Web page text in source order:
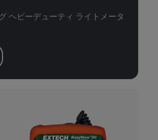
ヘビーデューティ ライトメータ